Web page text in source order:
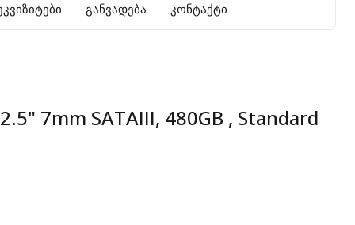
განვადება კონტაქტი
7mm SATAIII, 480GB , Standard